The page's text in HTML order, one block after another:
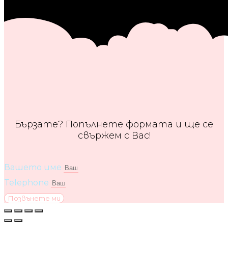
Бързате? Попълнете формата и ще се
свържем с Вас!
Вашето име
Telephone
Позвънете ми